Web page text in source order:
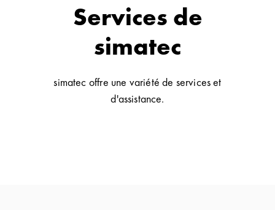
Services de
simatec
simatec offre une variété de services et
d'assistance.